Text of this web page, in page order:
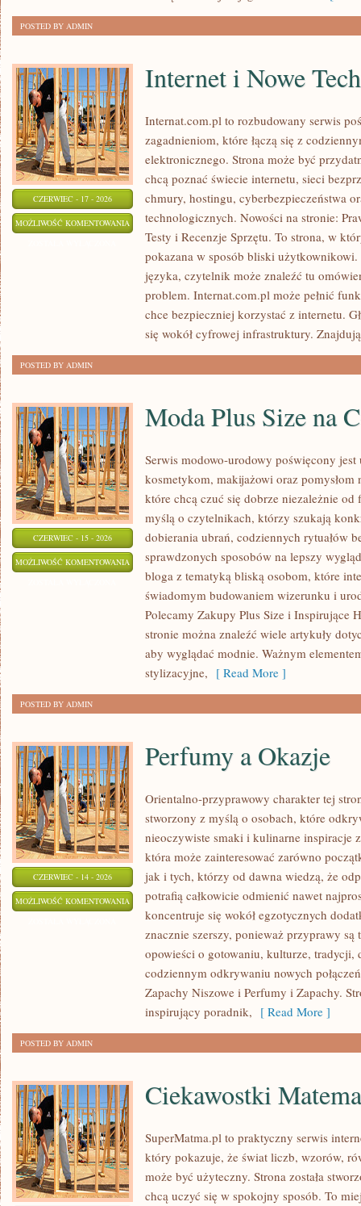
POSTED BY ADMIN
CZERWIEC - 17 - 2026
MOŻLIWOŚĆ KOMENTOWANIA INTERNET
NOWE
TECHNOLOGIE
Internet i Nowe
Internat.com.pl to rozbudowany serwis
zagadnieniom, które łączą się z
elektronicznego. Strona może być
chcą poznać świecie internetu, sieci
chmury, hostingu, cyberbezpieczeństwa
technologicznych. Nowości na stronie:
Testy i Recenzje Sprzętu. To strona, w
pokazana w sposób bliski
języka, czytelnik może znaleźć tu
problem. Internat.com.pl może pełnić
chce bezpieczniej korzystać z internetu.
się wokół cyfrowej infrastruktury.
POSTED BY ADMIN
CZERWIEC - 15 - 2026
MOŻLIWOŚĆ KOMENTOWANIA MODA
PLUS
SIZE
Moda Plus Size na
Serwis modowo-urodowy poświęcony
kosmetykom, makijażowi oraz
które chcą czuć się dobrze niezależnie od
myślą o czytelnikach, którzy szukają
dobierania ubrań, codziennych rytuałów
sprawdzonych sposobów na lepszy
bloga z tematyką bliską osobom, które
świadomym budowaniem wizerunku i
Polecamy Zakupy Plus Size i Inspirujące
stronie można znaleźć wiele artykuły
aby wyglądać modnie. Ważnym
stylizacyjne, [ Read More ]
POSTED BY ADMIN
CZERWIEC - 14 - 2026
MOŻLIWOŚĆ KOMENTOWANIA PERFUMY
OKAZJE
Perfumy a Okazje
Orientalno-przyprawowy charakter tej
stworzony z myślą o osobach, które
nieoczywiste smaki i kulinarne inspiracje
która może zainteresować zarówno
jak i tych, którzy od dawna wiedzą, że
potrafią całkowicie odmienić nawet
koncentruje się wokół egzotycznych
znacznie szerszy, ponieważ przyprawy
opowieści o gotowaniu, kulturze, tradycji,
codziennym odkrywaniu nowych
Zapachy Niszowe i Perfumy i Zapachy.
inspirujący poradnik, [ Read More ]
POSTED BY ADMIN
Ciekawostki
SuperMatma.pl to praktyczny serwis
który pokazuje, że świat liczb, wzorów,
może być użyteczny. Strona została
chcą uczyć się w spokojny sposób. To